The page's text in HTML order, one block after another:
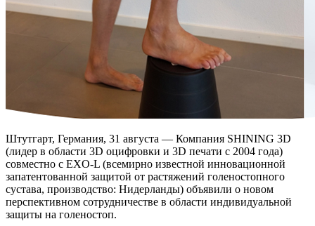
Штутгарт, Германия, 31 августа — Компания SHINING 3D
(лидер в области 3D оцифровки и 3D печати с 2004 года)
совместно с EXO-L (всемирно известной инновационной
запатентованной защитой от растяжений голеностопного
сустава, производство: Нидерланды) объявили о новом
перспективном сотрудничестве в области индивидуальной
защиты на голеностоп.